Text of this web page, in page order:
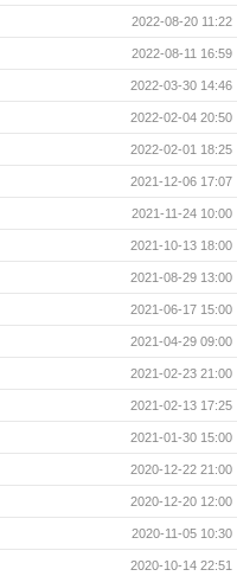
2022-08-20 11:22
2022-08-11 16:59
2022-03-30 14:46
2022-02-04 20:50
2022-02-01 18:25
2021-12-06 17:07
2021-11-24 10:00
2021-10-13 18:00
2021-08-29 13:00
2021-06-17 15:00
2021-04-29 09:00
2021-02-23 21:00
2021-02-13 17:25
2021-01-30 15:00
2020-12-22 21:00
2020-12-20 12:00
2020-11-05 10:30
2020-10-14 22:51